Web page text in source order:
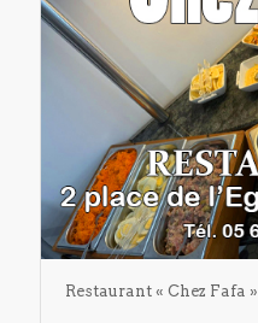
Restaurant « Chez Fafa »